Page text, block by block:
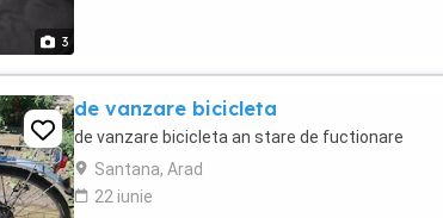
3
de vanzare bicicleta
de vanzare bicicleta an stare de fuctionare
Santana, Arad
22 iunie